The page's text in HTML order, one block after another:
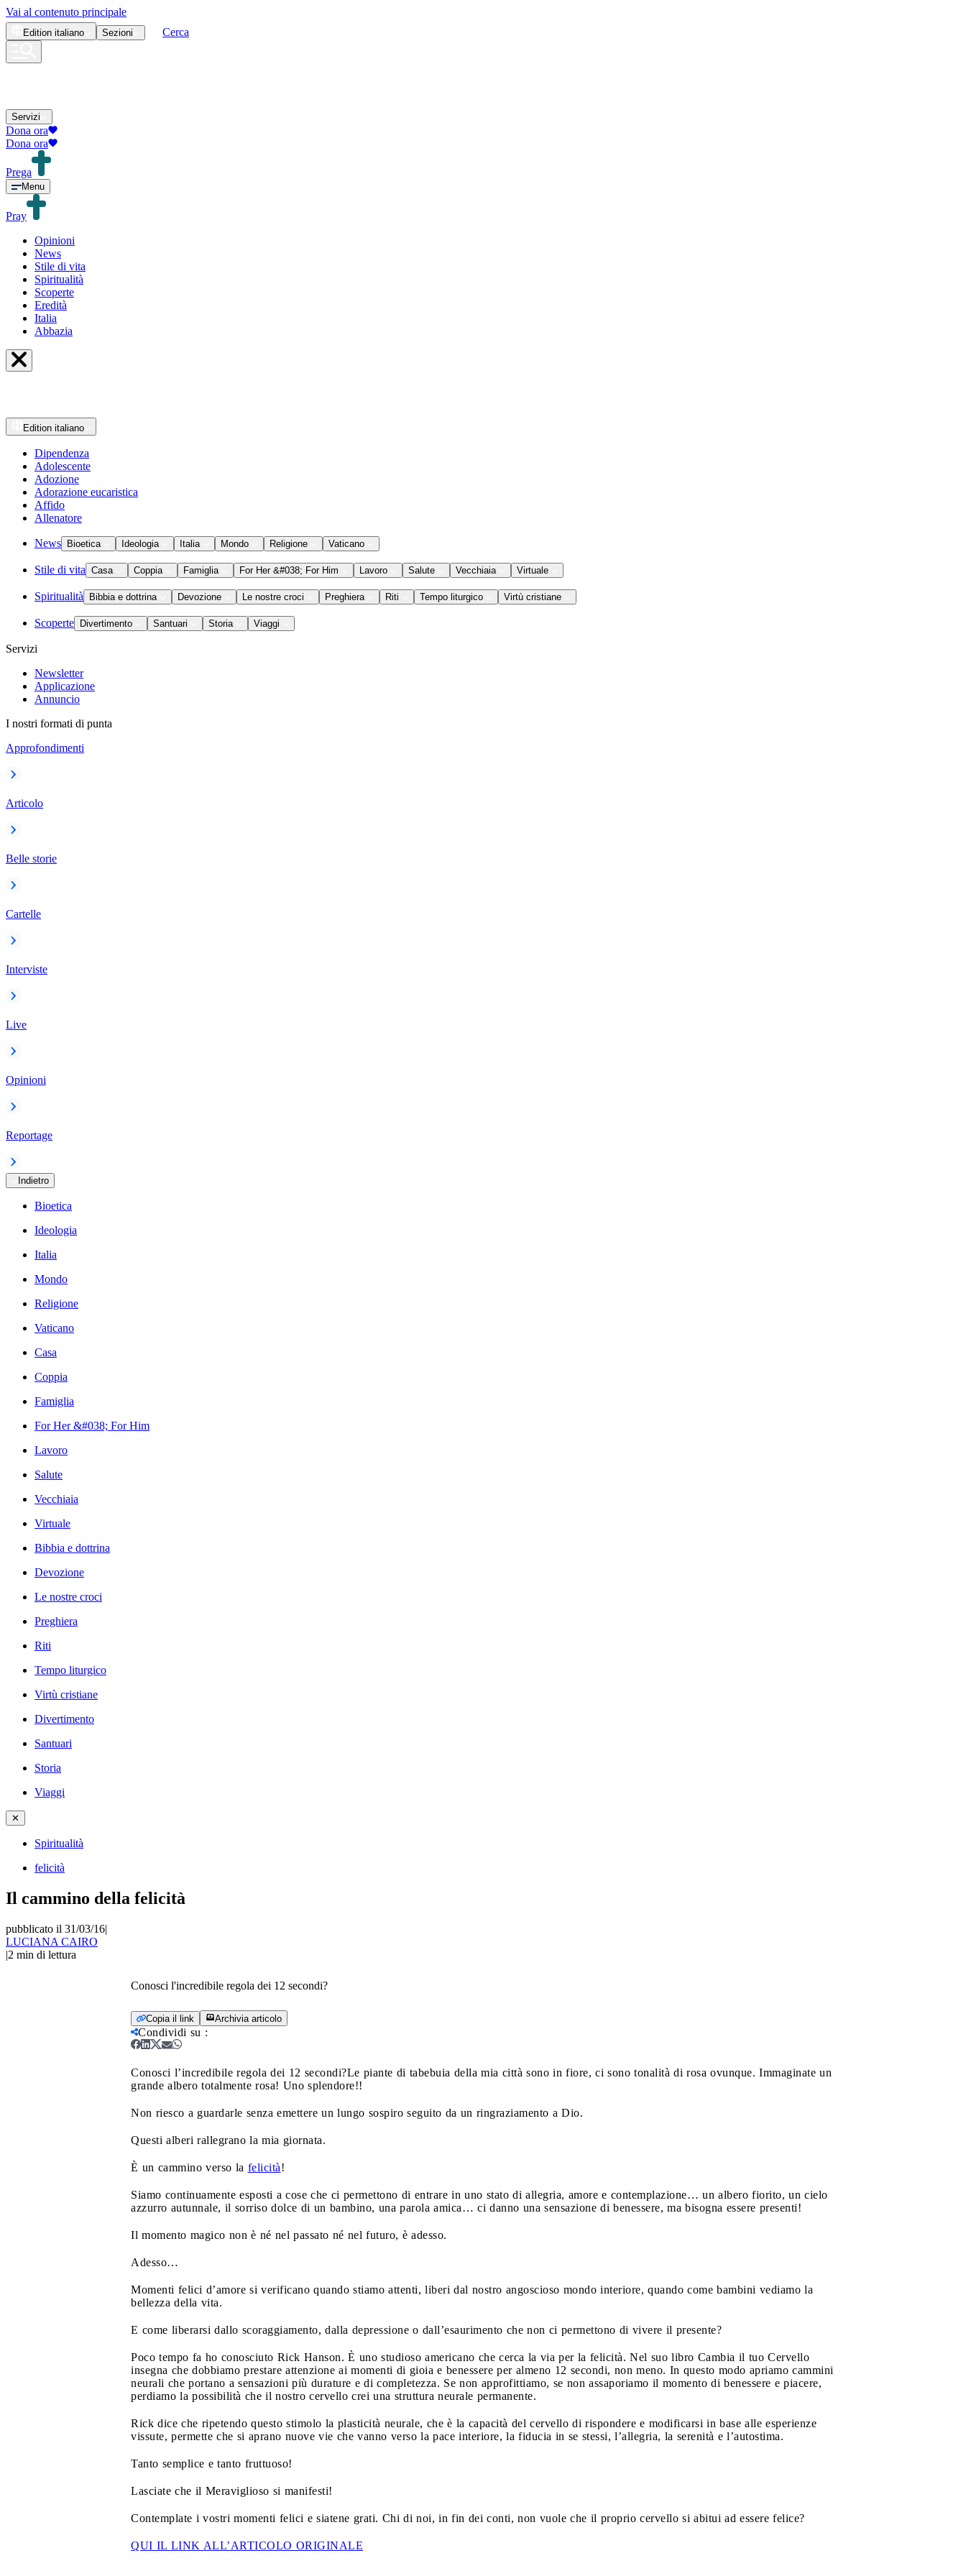
Vai al contenuto principale
Edition italiano Sezioni Cerca
Servizi
Dona ora
Dona ora
Prega
Menu
Pray
Opinioni
News
Stile di vita
Spiritualità
Scoperte
Eredità
Italia
Abbazia
Edition italiano
Dipendenza
Adolescente
Adozione
Adorazione eucaristica
Affido
Allenatore
News Bioetica Ideologia Italia Mondo Religione Vaticano
Stile di vita Casa Coppia Famiglia For Her &#038; For Him Lavoro Salute Vecchiaia Virtuale
Spiritualità Bibbia e dottrina Devozione Le nostre croci Preghiera Riti Tempo liturgico Virtù cristiane
Scoperte Divertimento Santuari Storia Viaggi
Servizi
Newsletter
Applicazione
Annuncio
I nostri formati di punta
Approfondimenti
Articolo
Belle storie
Cartelle
Interviste
Live
Opinioni
Reportage
Indietro
Bioetica
Ideologia
Italia
Mondo
Religione
Vaticano
Casa
Coppia
Famiglia
For Her &#038; For Him
Lavoro
Salute
Vecchiaia
Virtuale
Bibbia e dottrina
Devozione
Le nostre croci
Preghiera
Riti
Tempo liturgico
Virtù cristiane
Divertimento
Santuari
Storia
Viaggi
✕
Spiritualità
felicità
Il cammino della felicità
pubblicato il 31/03/16|
LUCIANA CAIRO
|2 min di lettura
Conosci l'incredibile regola dei 12 secondi?
Copia il link Archivia articolo
Condividi su :
Conosci l’incredibile regola dei 12 secondi?Le piante di tabebuia della mia città sono in fiore, ci sono tonalità di rosa ovunque. Immaginate un
grande albero totalmente rosa! Uno splendore!!
Non riesco a guardarle senza emettere un lungo sospiro seguito da un ringraziamento a Dio.
Questi alberi rallegrano la mia giornata.
È un cammino verso la felicità!
Siamo continuamente esposti a cose che ci permettono di entrare in uno stato di allegria, amore e contemplazione… un albero fiorito, un cielo
azzurro autunnale, il sorriso dolce di un bambino, una parola amica… ci danno una sensazione di benessere, ma bisogna essere presenti!
Il momento magico non è né nel passato né nel futuro, è adesso.
Adesso…
Momenti felici d’amore si verificano quando stiamo attenti, liberi dal nostro angoscioso mondo interiore, quando come bambini vediamo la
bellezza della vita.
E come liberarsi dallo scoraggiamento, dalla depressione o dall’esaurimento che non ci permettono di vivere il presente?
Poco tempo fa ho conosciuto Rick Hanson. È uno studioso americano che cerca la via per la felicità. Nel suo libro Cambia il tuo Cervello
insegna che dobbiamo prestare attenzione ai momenti di gioia e benessere per almeno 12 secondi, non meno. In questo modo apriamo cammini
neurali che portano a sensazioni più durature e di completezza. Se non approfittiamo, se non assaporiamo il momento di benessere e piacere,
perdiamo la possibilità che il nostro cervello crei una struttura neurale permanente.
Rick dice che ripetendo questo stimolo la plasticità neurale, che è la capacità del cervello di rispondere e modificarsi in base alle esperienze
vissute, permette che si aprano nuove vie che vanno verso la pace interiore, la fiducia in se stessi, l’allegria, la serenità e l’autostima.
Tanto semplice e tanto fruttuoso!
Lasciate che il Meraviglioso si manifesti!
Contemplate i vostri momenti felici e siatene grati. Chi di noi, in fin dei conti, non vuole che il proprio cervello si abitui ad essere felice?
QUI IL LINK ALL’ARTICOLO ORIGINALE